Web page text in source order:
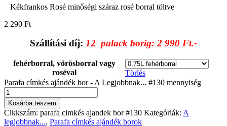
Kékfrankos Rosé minőségi száraz rosé borral töltve
2 290 Ft
Szállítási díj: 12 palack borig: 2 990 Ft.-
fehérborral, vörösborral vagy
roséval
Törlés
Parafa címkés ajándék bor - A Legjobbnak... #130 mennyiség
Kosárba teszem
Cikkszám: parafa cimkés ajandek bor #130 Kategóriák: A
legjobbnak..., Parafa címkés ajándék borok